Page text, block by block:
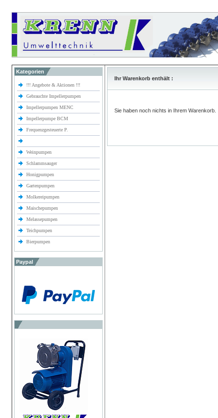
Kategorien
!!! Angebote & Aktionen !!!
Gebrauchte Impellerpumpen
Impellerpumpen MENC
Impellerpumpe BCM
Frequenzgesteuerte P.
Weinpumpen
Schlammsauger
Honigpumpen
Gartenpumpen
Molkereipumpen
Maischepumpen
Melassepumpen
Teichpumpen
Bierpumpen
Paypal
Ihr Warenkorb enthält :
Sie haben noch nichts in Ihrem Warenkorb.